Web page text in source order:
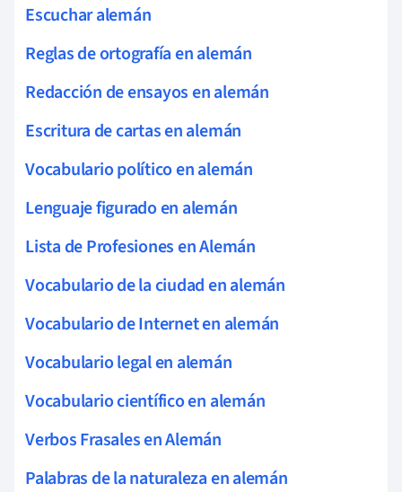
Escuchar alemán
Reglas de ortografía en alemán
Redacción de ensayos en alemán
Escritura de cartas en alemán
Vocabulario político en alemán
Lenguaje figurado en alemán
Lista de Profesiones en Alemán
Vocabulario de la ciudad en alemán
Vocabulario de Internet en alemán
Vocabulario legal en alemán
Vocabulario científico en alemán
Verbos Frasales en Alemán
Palabras de la naturaleza en alemán